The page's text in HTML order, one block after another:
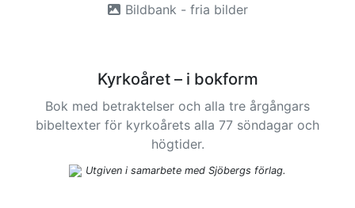
Bildbank - fria bilder
Kyrkoåret – i bokform
Bok med betraktelser och alla tre årgångars
bibeltexter för kyrkoårets alla 77 söndagar och
högtider.
Utgiven i samarbete med Sjöbergs förlag.